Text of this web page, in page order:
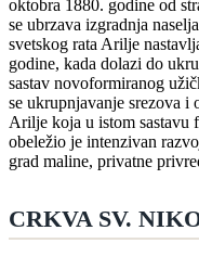
oktobra 1880. godine od
se ubrzava izgradnja
svetskog rata Arilje
godine, kada dolazi do
sastav novoformiranog
se ukrupnjavanje srezova i
Arilje koja u istom sastavu
obeležio je intenzivan
grad maline, privatne
CRKVA SV.